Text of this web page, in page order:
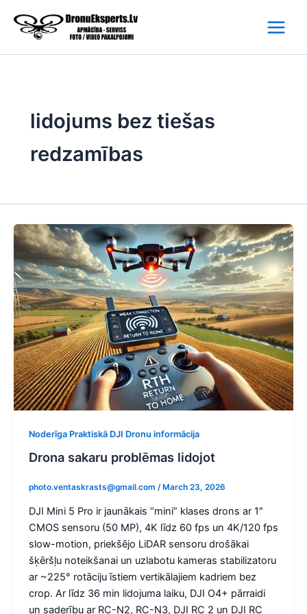
content
lidojums bez tiešas
redzamības
Noderīga Praktiskā DJI Dronu informācija
Drona sakaru problēmas lidojot
photo.ventaskrasts@gmail.com / March 23, 2026
DJI Mini 5 Pro ir jaunākais “mini” klases drons ar 1″
CMOS sensoru (50 MP), 4K līdz 60 fps un 4K/120 fps
slow-motion, priekšējo LiDAR sensoru drošākai
šķēršļu noteikšanai un uzlabotu kameras stabilizatoru
ar ~225° rotāciju īstiem vertikālajiem kadriem bez
crop. Ar līdz 36 min lidojuma laiku, DJI O4+ pārraidi
un saderību ar RC-N2, RC-N3, DJI RC 2 un DJI RC